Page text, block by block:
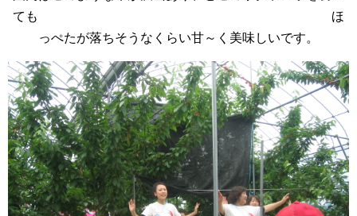
ても ほ
っぺたが落ちそうなくらい甘～く美味しいです。